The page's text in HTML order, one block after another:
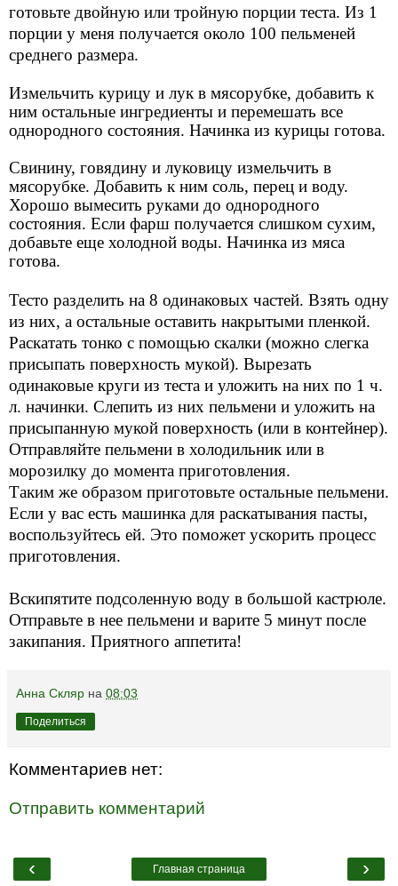
готовьте двойную или тройную порции теста. Из 1
порции у меня получается около 100 пельменей
среднего размера.
Измельчить курицу и лук в мясорубке, добавить к
ним остальные ингредиенты и перемешать все
однородного состояния. Начинка из курицы готова.
Свинину, говядину и луковицу измельчить в
мясорубке. Добавить к ним соль, перец и воду.
Хорошо вымесить руками до однородного
состояния. Если фарш получается слишком сухим,
добавьте еще холодной воды. Начинка из мяса
готова.
Тесто разделить на 8 одинаковых частей. Взять одну
из них, а остальные оставить накрытыми пленкой.
Раскатать тонко с помощью скалки (можно слегка
присыпать поверхность мукой). Вырезать
одинаковые круги из теста и уложить на них по 1 ч.
л. начинки. Слепить из них пельмени и уложить на
присыпанную мукой поверхность (или в контейнер).
Отправляйте пельмени в холодильник или в
морозилку до момента приготовления.
Таким же образом приготовьте остальные пельмени.
Если у вас есть машинка для раскатывания пасты,
воспользуйтесь ей. Это поможет ускорить процесс
приготовления.
Вскипятите подсоленную воду в большой кастрюле.
Отправьте в нее пельмени и варите 5 минут после
закипания. Приятного аппетита!
Анна Скляр на 08:03
Поделиться
Комментариев нет:
Отправить комментарий
‹ ›
Главная страница